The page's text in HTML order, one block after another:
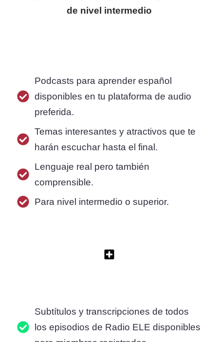
Podcasts para aprender español
disponibles en tu plataforma de audio
preferida.
Temas interesantes y atractivos que te
harán escuchar hasta el final.
Lenguaje real pero también
comprensible.
Para nivel intermedio o superior.
Subtítulos y transcripciones de todos
los episodios de Radio ELE disponibles